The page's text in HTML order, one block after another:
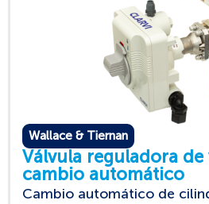
Wallace & Tiernan
Válvula reguladora
cambio automático
Cambio automático de